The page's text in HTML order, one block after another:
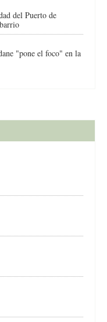
del Puerto de
"pone el foco" en la